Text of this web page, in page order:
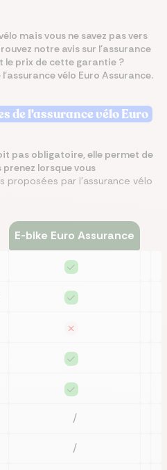
mais vous ne savez pas vers
notre avis sur l'assurance
le prix de cette garantie ?
vélo Euro Assurance.
de l'assurance vélo Euro
pas obligatoire, elle permet de
lorsque vous
proposées par l'assurance vélo
E-bike Euro Assurance
/
/